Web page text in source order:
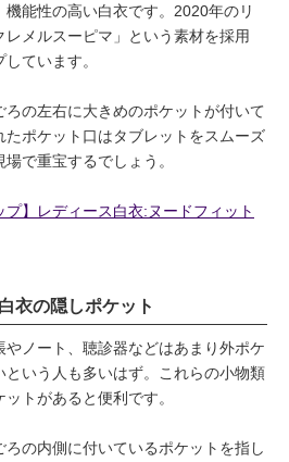
能性の高い白衣です。2020年のリ
メルスーピマ」という素材を採用
ています。
ろの左右に大きめのポケットが付いて
たポケット口はタブレットをスムーズ
で重宝するでしょう。
プ】レディース白衣:ヌードフィット
衣の隠しポケット
ノート、聴診器などはあまり外ポケ
という人も多いはず。これらの小物類
トがあると便利です。
の内側に付いているポケットを指し